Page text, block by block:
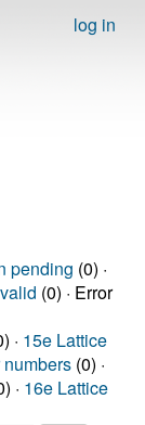
log in
pending (0) ·
(0) · Error
· 15e Lattice
(0) ·
· 16e Lattice